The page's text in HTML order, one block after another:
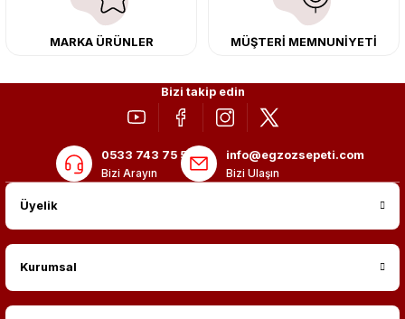
MARKA ÜRÜNLER MÜŞTERİ MEMNUNİYETİ
Bizi takip edin
0533 743 75 56
Bizi Arayın
info@egzozsepeti.com
Bizi Ulaşın
Üyelik
Kurumsal